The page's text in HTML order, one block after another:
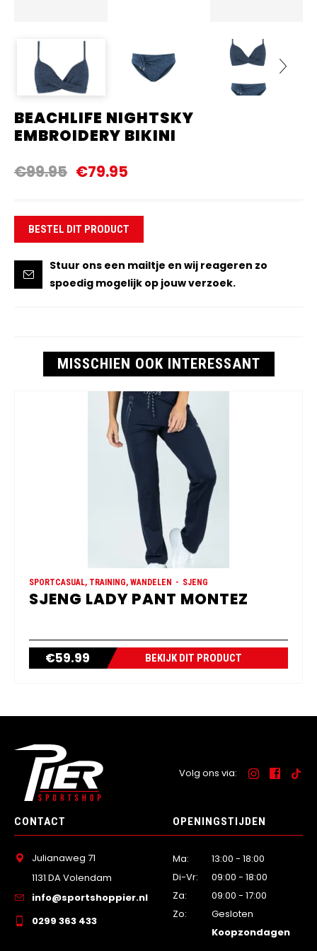
BEACHLIFE NIGHTSKY
EMBROIDERY BIKINI
€99.95 €79.95
BESTEL DIT PRODUCT
Stuur ons een mailtje en wij reageren zo
spoedig mogelijk op jouw verzoek.
MISSCHIEN OOK INTERESSANT
SPORTCASUAL, TRAINING, WANDELEN SJENG
SJENG LADY PANT MONTEZ
€59.99 BEKIJK DIT PRODUCT
Volg ons via:
CONTACT
Julianaweg 71
1131 DA Volendam
info@sportshoppier.nl
0299 363 433
OPENINGSTIJDEN
Ma:
13:00 - 18:00
Di-Vr:
09:00 - 18:00
Za:
09:00 - 17:00
Zo:
Gesloten
Koopzondagen